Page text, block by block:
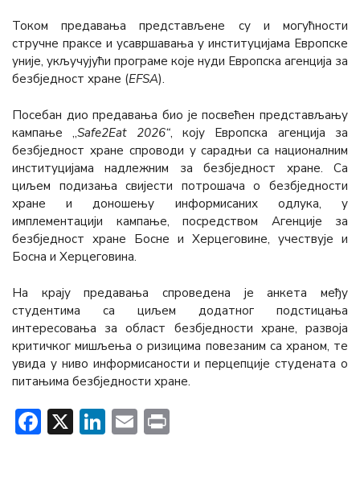
Током предавања представљене су и могућности
стручне праксе и усавршавања у институцијама Европске
уније, укључујући програме које нуди Европска агенција за
безбједност хране (EFSA).
Посебан дио предавања био је посвећен представљању
кампање „Safe2Eat 2026“, коју Европска агенција за
безбједност хране спроводи у сарадњи сa националним
институцијама надлежним за безбједност хране. Сa
циљем подизања свијести потрошача о безбједности
хране и доношењу информисаних одлука, у
имплементацији кампање, посредством Агенције за
безбједност хране Босне и Херцеговине, учествује и
Босна и Херцеговина.
На крају предавања спроведена је анкета међу
студентима сa циљем додатног подстицања
интересовања за област безбједности хране, развоја
критичког мишљења о ризицима повезаним сa храном, те
увида у ниво информисаности и перцепције студената о
питањима безбједности хране.
Facebook
X LinkedIn
Email